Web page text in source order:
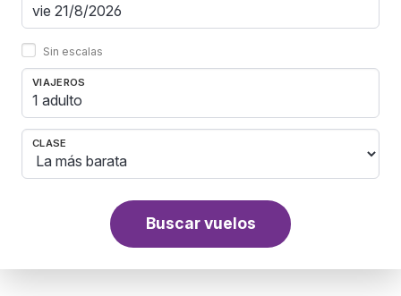
Sin escalas
VIAJEROS
1 adulto
CLASE
Buscar vuelos